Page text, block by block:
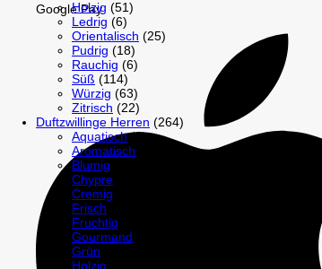
Google Pay
Holzig (51)
Ledrig (6)
Orientalisch (25)
Pudrig (18)
Rauchig (6)
Süß (114)
Würzig (63)
Zitrisch (22)
Duftzwillinge Herren (264)
Aquatisch (5)
Aromatisch
Blumig
Chypre
Cremig
Frisch
Fruchtig
Gourmand
Grün
Holzig